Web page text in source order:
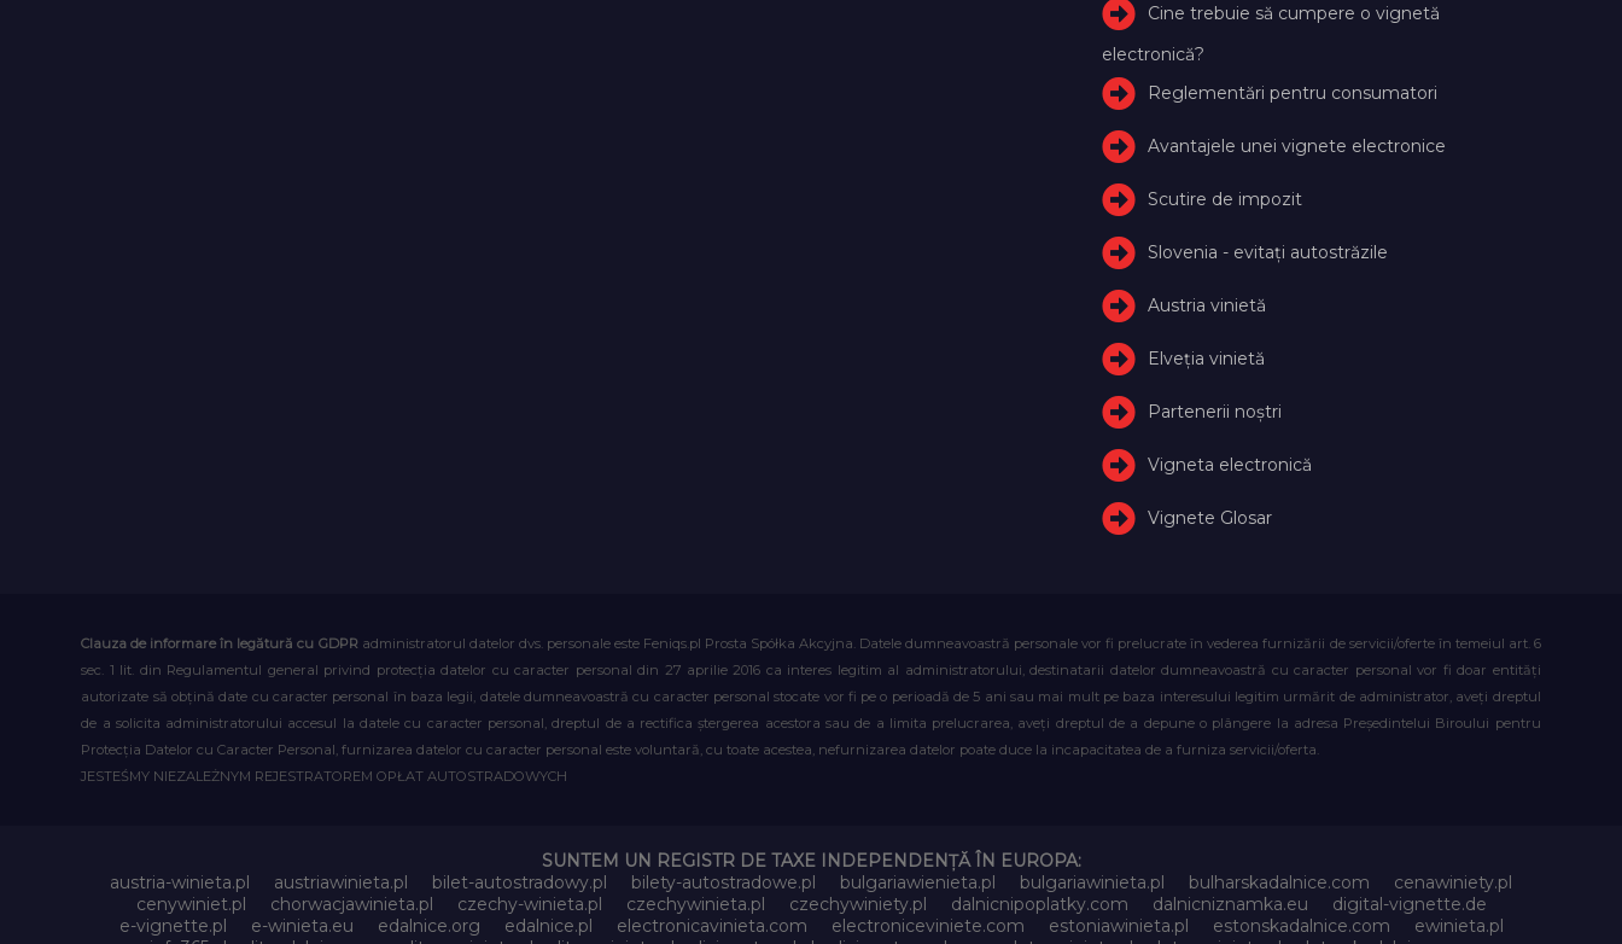
Cine trebuie să cumpere o vignetă
electronică?
Reglementări pentru consumatori
Avantajele unei vignete electronice
Scutire de impozit
Slovenia - evitați autostrăzile
Austria vinietă
Elveţia vinietă
Partenerii noștri
Vigneta electronică
Vignete Glosar
Clauza de informare în legătură cu GDPR administratorul datelor dvs. personale este Feniqs.pl Prosta Spółka Akcyjna. Datele dumneavoastră personale vor fi prelucrate în vederea furnizării de servicii/oferte în temeiul art. 6
sec. 1 lit. din Regulamentul general privind protecția datelor cu caracter personal din 27 aprilie 2016 ca interes legitim al administratorului, destinatarii datelor dumneavoastră cu caracter personal vor fi doar entități
autorizate să obțină date cu caracter personal în baza legii, datele dumneavoastră cu caracter personal stocate vor fi pe o perioadă de 5 ani sau mai mult pe baza interesului legitim urmărit de administrator, aveți dreptul
de a solicita administratorului accesul la datele cu caracter personal, dreptul de a rectifica ștergerea acestora sau de a limita prelucrarea, aveți dreptul de a depune o plângere la adresa Președintelui Biroului pentru
Protecția Datelor cu Caracter Personal, furnizarea datelor cu caracter personal este voluntară, cu toate acestea, nefurnizarea datelor poate duce la incapacitatea de a furniza servicii/oferta.
JESTEŚMY NIEZALEŻNYM REJESTRATOREM OPŁAT AUTOSTRADOWYCH
SUNTEM UN REGISTR DE TAXE INDEPENDENȚĂ ÎN EUROPA:
austria-winieta.pl
austriawinieta.pl bilet-autostradowy.pl bilety-autostradowe.pl bulgariawienieta.pl bulgariawinieta.pl bulharskadalnice.com
cenawiniety.pl
cenywiniet.pl
chorwacjawinieta.pl czechy-winieta.pl czechywinieta.pl czechywiniety.pl dalnicnipoplatky.com dalnicniznamka.eu
digital-vignette.de
e-vignette.pl
e-winieta.eu edalnice.org edalnice.pl electronicavinieta.com electroniceviniete.com estoniawinieta.pl estonskadalnice.com
ewinieta.pl